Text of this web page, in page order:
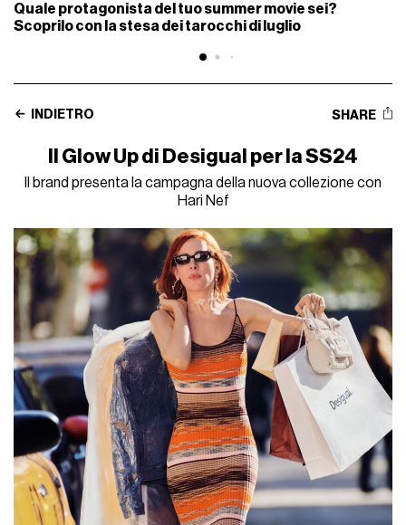
Quale protagonista del tuo summer movie sei?
Scoprilo con la stesa dei tarocchi di luglio
INDIETRO SHARE
Il Glow Up di Desigual per la SS24
Il brand presenta la campagna della nuova collezione con
Hari Nef